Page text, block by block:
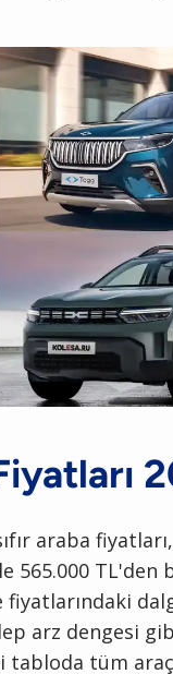
araba
TL'den
arz dengesi
tabloda tüm